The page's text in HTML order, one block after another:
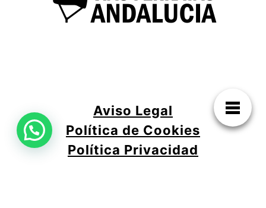
Aviso Legal
Política de Cookies
Política Privacidad